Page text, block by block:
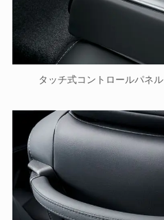
タッチ式コントロールパネ